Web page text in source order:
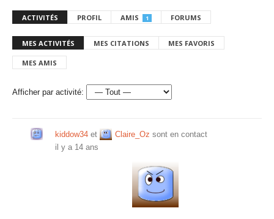
ACTIVITÉS PROFIL AMIS 1 FORUMS
MES ACTIVITÉS MES CITATIONS MES FAVORIS
MES AMIS
Afficher par activité:
kiddow34 et Claire_Oz sont en contact
il y a 14 ans